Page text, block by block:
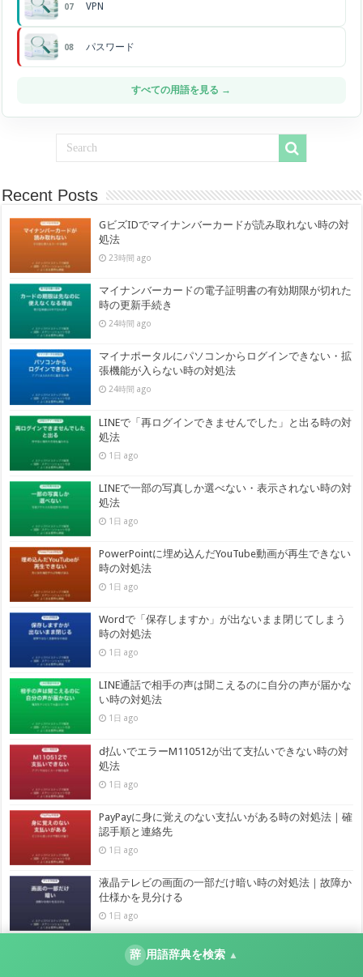
07 VPN
08 パスワード
すべての用語を見る →
Recent Posts
GビズIDでマイナンバーカードが読み取れない時の対
処法
23時間 ago
マイナンバーカードの電子証明書の有効期限が切れた
時の更新手続き
24時間 ago
マイナポータルにパソコンからログインできない・拡
張機能が入らない時の対処法
24時間 ago
LINEで「再ログインできませんでした」と出る時の対
処法
1日 ago
LINEで一部の写真しか選べない・表示されない時の対
処法
1日 ago
PowerPointに埋め込んだYouTube動画が再生できない
時の対処法
1日 ago
Wordで「保存しますか」が出ないまま閉じてしまう
時の対処法
1日 ago
LINE通話で相手の声は聞こえるのに自分の声が届かな
い時の対処法
1日 ago
d払いでエラーM110512が出て支払いできない時の対
処法
1日 ago
PayPayに身に覚えのない支払いがある時の対処法｜確
認手順と連絡先
1日 ago
液晶テレビの画面の一部だけ暗い時の対処法｜故障か
仕様かを見分ける
1日 ago
画面共有した動画の音が相手に聞こえない時の対処法
【Zoom】
辞 用語辞典を検索 ▲